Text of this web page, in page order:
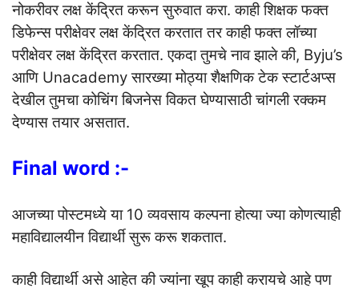
नोकरीवर लक्ष केंद्रित करून सुरुवात करा. काही शिक्षक फक्त
डिफेन्स परीक्षेवर लक्ष केंद्रित करतात तर काही फक्त लॉच्या
परीक्षेवर लक्ष केंद्रित करतात. एकदा तुमचे नाव झाले की, Byju’s
आणि Unacademy सारख्या मोठ्या शैक्षणिक टेक स्टार्टअप्स
देखील तुमचा कोचिंग बिजनेस विकत घेण्यासाठी चांगली रक्कम
देण्यास तयार असतात.
Final word :-
आजच्या पोस्टमध्ये या 10 व्यवसाय कल्पना होत्या ज्या कोणत्याही
महाविद्यालयीन विद्यार्थी सुरू करू शकतात.
काही विद्यार्थी असे आहेत की ज्यांना खूप काही करायचे आहे पण